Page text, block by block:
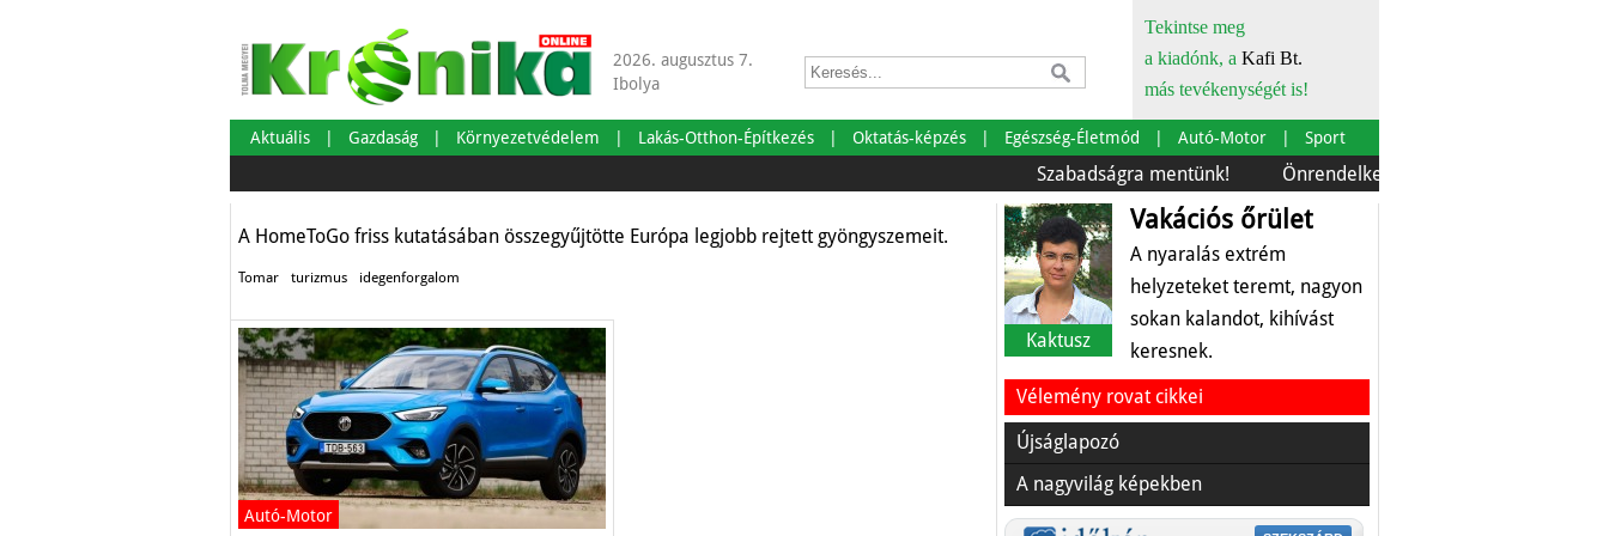
2026. augusztus 7.
Ibolya
Tekintse meg
a kiadónk, a Kafi Bt.
más tevékenységét is!
Aktuális Gazdaság Környezetvédelem Lakás-Otthon-Építkezés Oktatás-képzés Egészség-Életmód Autó-Motor Sport
Szabadságra mentünk! Önrendelkezés és szürkebarát
Európa kevéssé ismert legszebb városai
Aktuális
A HomeToGo friss kutatásában összegyűjtötte Európa legjobb rejtett gyöngyszemeit.
Tomar turizmus idegenforgalom
Autó-Motor
Kaktusz
Vakációs őrület
A nyaralás extrém
helyzeteket teremt, nagyon
sokan kalandot, kihívást
keresnek.
Vélemény rovat cikkei
Újságlapozó
A nagyvilág képekben